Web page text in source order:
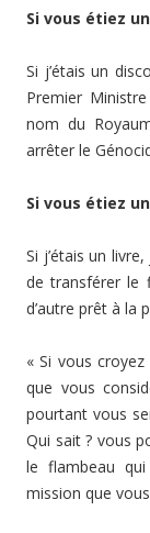
Si vous étiez
Si j’étais un
Premier
nom du
arrêter le
Si vous étiez
Si j’étais un
de transférer le
d’autre prêt à la
« Si vous croyez
que vous
pourtant vous
Qui sait ? vous
le flambeau
mission que